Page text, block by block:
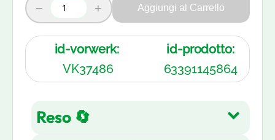
− + Aggiungi al Carrello
id-vorwerk:
VK37486
id-prodotto:
63391145864
Reso 🔄